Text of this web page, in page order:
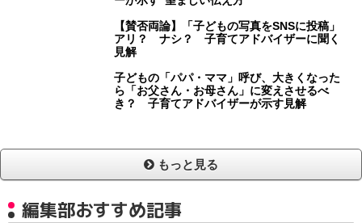
【賛否両論】「子どもの写真をSNSに投稿」
アリ？ ナシ？ 子育てアドバイザーに聞く
見解
子どもの「パパ・ママ」呼び、大きくなった
ら「お父さん・お母さん」に変えさせるべ
き？ 子育てアドバイザーが示す見解
もっと見る
編集部おすすめ記事